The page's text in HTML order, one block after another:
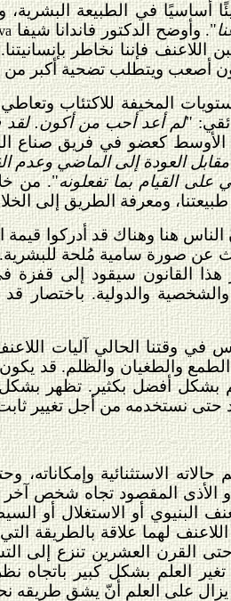
أساسيًا في الطبيعة
". وأوضح الدكتور فاندانا شيفا
اللاعنف فإننا نخاطر
أصعب ويتطلب تضحية أكبر
المخيفة للاكتئاب
"لم أعد أحب من أكون.
كعضو في فريق صناع
العودة إلى الماضي وعدم
القيام بما تفعلونه". من
ومعرفة الطريق إلى
هنا وهناك قد أدركوا
صورة سامية مُلحة للبشرية.
هذا القانون سيقود إلى
والشخصية والدولية. باختصار
في وقتنا الحالي آليات
والطغيان والظلم. قد
بشكل أفضل بكثير. تظهر
نستخدمه من أجل تغيير
الاستثنائية
الأذى المقصود تجاه شخص آخر
البنيوي أو الاستغلال أو
لهما علاقة بالطريقة
القرن العشرين تنزع إلى
العلم بشكل كبير باتجاه
يزال على العلم أنّ يشق طريقه